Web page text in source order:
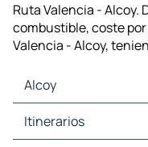
Ruta Valencia - Alcoy.
combustible, coste
Valencia - Alcoy,
Alcoy
Alcoy Mapas Planos
Alcoy Trafico
Itinerarios